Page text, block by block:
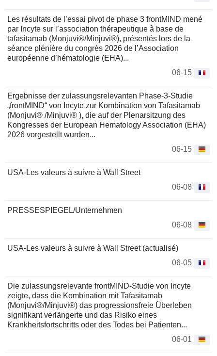
Les résultats de l’essai pivot de phase 3 frontMIND mené
par Incyte sur l’association thérapeutique à base de
tafasitamab (Monjuvi®/Minjuvi®), présentés lors de la
séance plénière du congrès 2026 de l’Association
européenne d’hématologie (EHA)...
06-15
Ergebnisse der zulassungsrelevanten Phase-3-Studie
„frontMIND“ von Incyte zur Kombination von Tafasitamab
(Monjuvi® /Minjuvi® ), die auf der Plenarsitzung des
Kongresses der European Hematology Association (EHA)
2026 vorgestellt wurden...
06-15
USA-Les valeurs à suivre à Wall Street
06-08
PRESSESPIEGEL/Unternehmen
06-08
USA-Les valeurs à suivre à Wall Street (actualisé)
06-05
Die zulassungsrelevante frontMIND-Studie von Incyte
zeigte, dass die Kombination mit Tafasitamab
(Monjuvi®/Minjuvi®) das progressionsfreie Überleben
signifikant verlängerte und das Risiko eines
Krankheitsfortschritts oder des Todes bei Patienten...
06-01